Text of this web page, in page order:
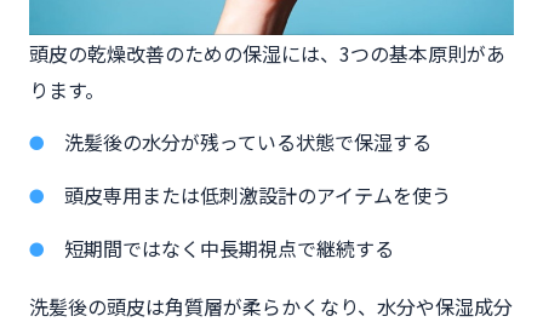
頭皮の乾燥改善のための保湿には、3つの基本原則があ
ります。
洗髪後の水分が残っている状態で保湿する
頭皮専用または低刺激設計のアイテムを使う
短期間ではなく中長期視点で継続する
洗髪後の頭皮は角質層が柔らかくなり、水分や保湿成分